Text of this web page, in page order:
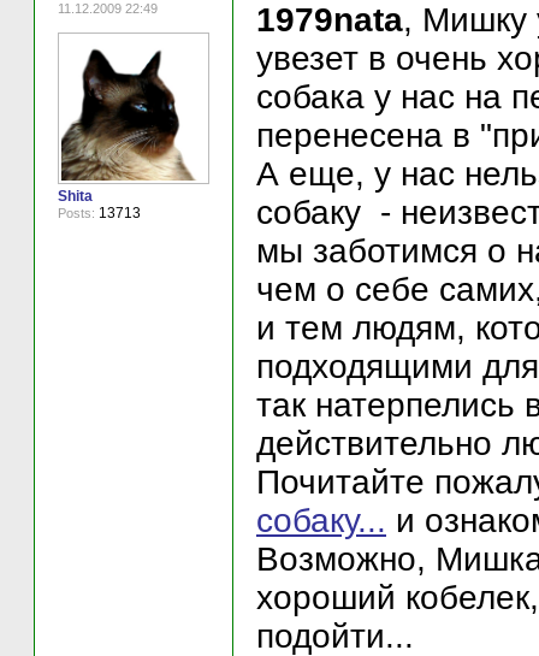
11.12.2009 22:49
Shita
Posts: 13713
1979nata, Мишку
увезет в очень
собака у нас на
перенесена в
А еще, у нас
собаку -
мы заботимся о
чем о себе
и тем людям,
подходящими
так
действительно
Почитайте
собаку... и
Возможно,
хороший
подойти...